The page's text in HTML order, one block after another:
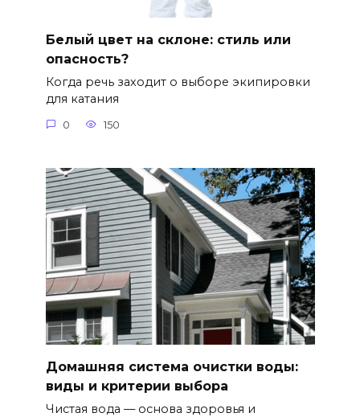
Белый цвет на склоне: стиль или
опасность?
Когда речь заходит о выборе экипировки
для катания
0 150
Домашняя система очистки воды:
виды и критерии выбора
Чистая вода — основа здоровья и